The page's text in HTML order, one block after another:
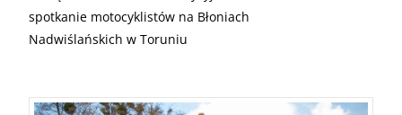
spotkanie motocyklistów na Błoniach
Nadwiślańskich w Toruniu